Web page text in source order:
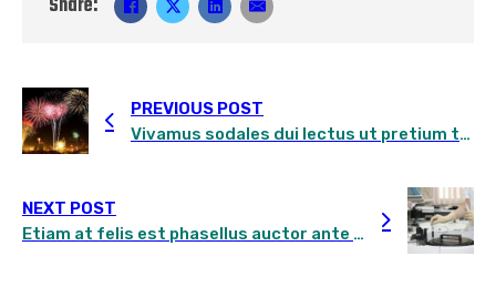
Share:
PREVIOUS POST
Vivamus sodales dui lectus ut pretium turpis efficitur at Nulla nec magna nulla
NEXT POST
Etiam at felis est phasellus auctor ante sed egestas mattis sapien lorem cursus est